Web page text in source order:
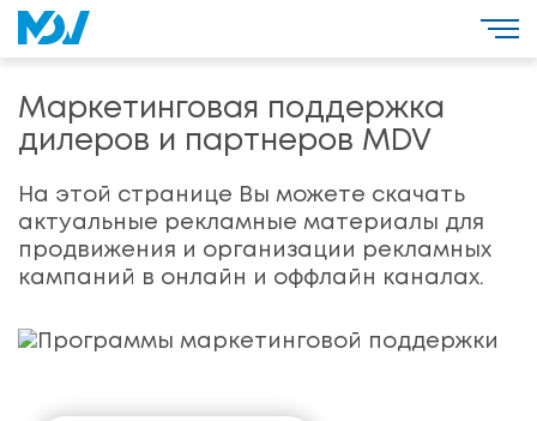
Маркетинговая поддержка
дилеров и партнеров MDV
На этой странице Вы можете скачать
актуальные рекламные материалы для
продвижения и организации рекламных
кампаний в онлайн и оффлайн каналах.